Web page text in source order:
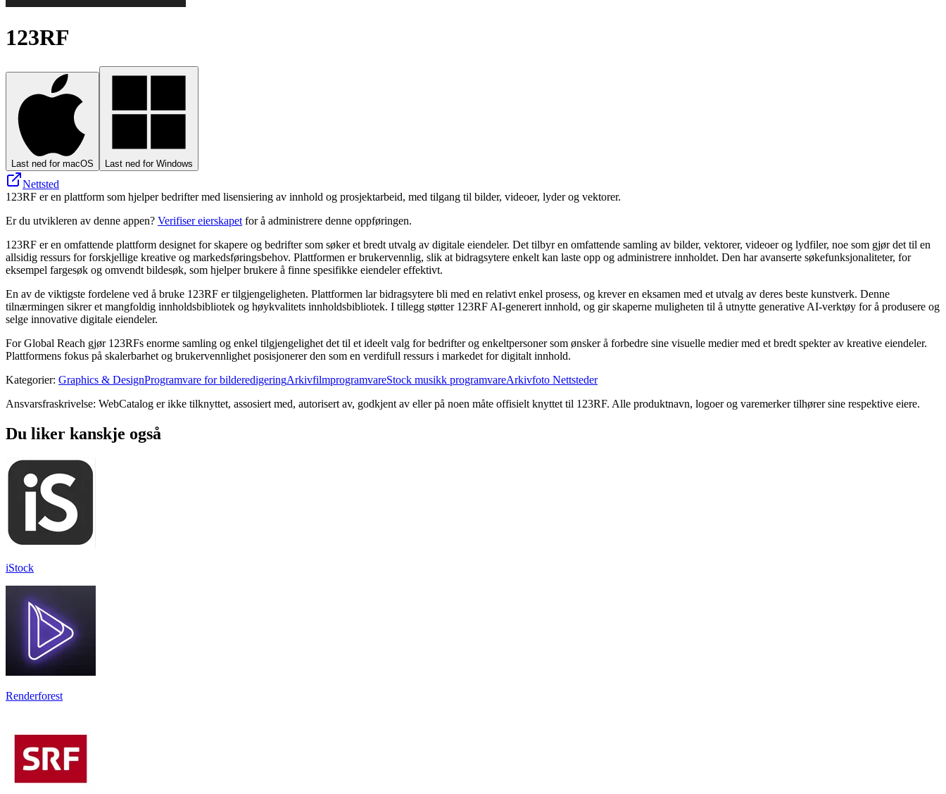
123RF
Last ned for macOS Last ned for Windows
Nettsted
123RF er en plattform som hjelper bedrifter med lisensiering av innhold og prosjektarbeid, med tilgang til bilder, videoer, lyder og vektorer.
Er du utvikleren av denne appen? Verifiser eierskapet for å administrere denne oppføringen.
123RF er en omfattende plattform designet for skapere og bedrifter som søker et bredt utvalg av digitale eiendeler. Det tilbyr en omfattende samling av bilder, vektorer, videoer og lydfiler, noe som gjør det til en
allsidig ressurs for forskjellige kreative og markedsføringsbehov. Plattformen er brukervennlig, slik at bidragsytere enkelt kan laste opp og administrere innholdet. Den har avanserte søkefunksjonaliteter, for
eksempel fargesøk og omvendt bildesøk, som hjelper brukere å finne spesifikke eiendeler effektivt.
En av de viktigste fordelene ved å bruke 123RF er tilgjengeligheten. Plattformen lar bidragsytere bli med en relativt enkel prosess, og krever en eksamen med et utvalg av deres beste kunstverk. Denne
tilnærmingen sikrer et mangfoldig innholdsbibliotek og høykvalitets innholdsbibliotek. I tillegg støtter 123RF AI-generert innhold, og gir skaperne muligheten til å utnytte generative AI-verktøy for å produsere og
selge innovative digitale eiendeler.
For Global Reach gjør 123RFs enorme samling og enkel tilgjengelighet det til et ideelt valg for bedrifter og enkeltpersoner som ønsker å forbedre sine visuelle medier med et bredt spekter av kreative eiendeler.
Plattformens fokus på skalerbarhet og brukervennlighet posisjonerer den som en verdifull ressurs i markedet for digitalt innhold.
Kategorier: Graphics & DesignProgramvare for bilderedigeringArkivfilmprogramvareStock musikk programvareArkivfoto Nettsteder
Ansvarsfraskrivelse: WebCatalog er ikke tilknyttet, assosiert med, autorisert av, godkjent av eller på noen måte offisielt knyttet til 123RF. Alle produktnavn, logoer og varemerker tilhører sine respektive eiere.
Du liker kanskje også
iStock
Renderforest